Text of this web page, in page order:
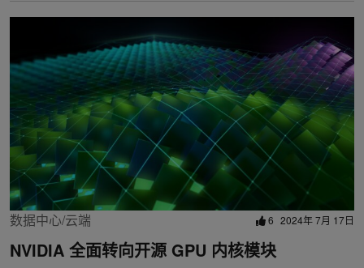
数据中心/云端 6 2024年 7月 17日
NVIDIA 全面转向开源 GPU 内核模块